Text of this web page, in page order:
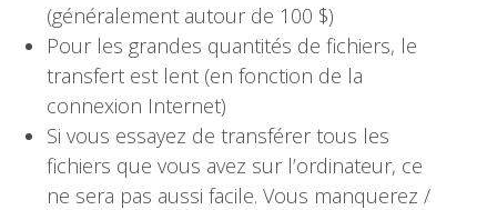
(généralement autour de 100 $)
Pour les grandes quantités de fichiers, le
transfert est lent (en fonction de la
connexion Internet)
Si vous essayez de transférer tous les
fichiers que vous avez sur l’ordinateur, ce
ne sera pas aussi facile. Vous manquerez /